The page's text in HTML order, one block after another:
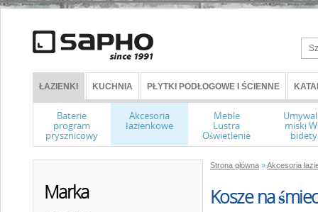
ŁAZIENKI KUCHNIA PŁYTKI PODŁOGOWE I ŚCIENNE
Baterie
program
prysznicowy
Akcesoria
łazienkowe
Meble
Lustra
Oświetlenie
miski
bidety
Strona główna »Akcesoria
Kosze na
Marka